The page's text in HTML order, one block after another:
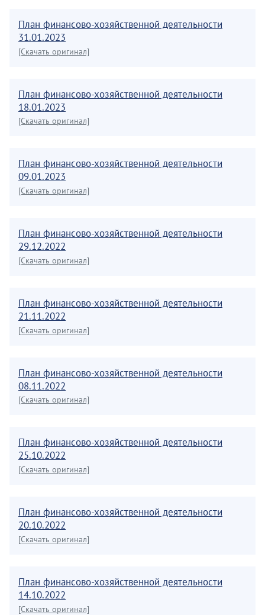
План финансово-хозяйственной деятельности
31.01.2023
[Скачать оригинал]
План финансово-хозяйственной деятельности
18.01.2023
[Скачать оригинал]
План финансово-хозяйственной деятельности
09.01.2023
[Скачать оригинал]
План финансово-хозяйственной деятельности
29.12.2022
[Скачать оригинал]
План финансово-хозяйственной деятельности
21.11.2022
[Скачать оригинал]
План финансово-хозяйственной деятельности
08.11.2022
[Скачать оригинал]
План финансово-хозяйственной деятельности
25.10.2022
[Скачать оригинал]
План финансово-хозяйственной деятельности
20.10.2022
[Скачать оригинал]
План финансово-хозяйственной деятельности
14.10.2022
[Скачать оригинал]